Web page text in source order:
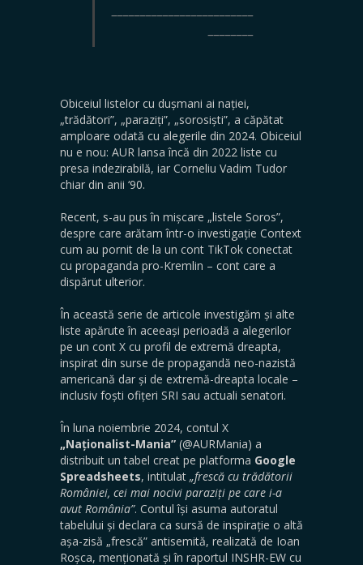
Obiceiul listelor cu dușmani ai nației,
„trădători”, „paraziți”, „sorosiști”, a căpătat
amploare odată cu alegerile din 2024. Obiceiul
nu e nou: AUR lansa încă din 2022 liste cu
presa indezirabilă, iar Corneliu Vadim Tudor
chiar din anii ‘90.
Recent, s-au pus în mișcare „listele Soros”,
despre care arătam într-o investigație Context
cum au pornit de la un cont TikTok conectat
cu propaganda pro-Kremlin – cont care a
dispărut ulterior.
În această serie de articole investigăm și alte
liste apărute în aceeași perioadă a alegerilor
pe un cont X cu profil de extremă dreapta,
inspirat din surse de propagandă neo-nazistă
americană dar și de extremă-dreapta locale –
inclusiv foști ofițeri SRI sau actuali senatori.
În luna noiembrie 2024, contul X
„Naționalist-Mania” (@AURMania) a
distribuit un tabel creat pe platforma Google
Spreadsheets, intitulat „frescă cu trădătorii
României, cei mai nocivi paraziți pe care i-a
avut România”. Contul își asuma autoratul
tabelului și declara ca sursă de inspirație o altă
așa-zisă „frescă” antisemită, realizată de Ioan
Roșca, menționată și în raportul INSHR-EW cu